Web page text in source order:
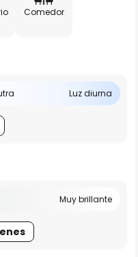
Comedor
Luz diurna
Muy brillante